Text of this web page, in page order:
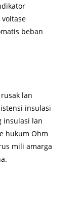
beban
lan
insulasi
insulasi lan
hukum Ohm
mili amarga